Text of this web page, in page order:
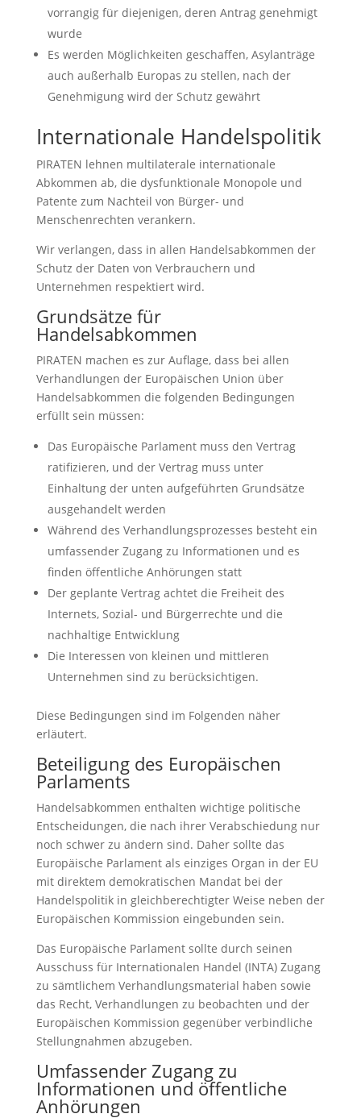
vorrangig für diejenigen, deren Antrag genehmigt
wurde
Es werden Möglichkeiten geschaffen, Asylanträge
auch außerhalb Europas zu stellen, nach der
Genehmigung wird der Schutz gewährt
Internationale Handelspolitik
PIRATEN lehnen multilaterale internationale
Abkommen ab, die dysfunktionale Monopole und
Patente zum Nachteil von Bürger- und
Menschenrechten verankern.
Wir verlangen, dass in allen Handelsabkommen der
Schutz der Daten von Verbrauchern und
Unternehmen respektiert wird.
Grundsätze für
Handelsabkommen
PIRATEN machen es zur Auflage, dass bei allen
Verhandlungen der Europäischen Union über
Handelsabkommen die folgenden Bedingungen
erfüllt sein müssen:
Das Europäische Parlament muss den Vertrag
ratifizieren, und der Vertrag muss unter
Einhaltung der unten aufgeführten Grundsätze
ausgehandelt werden
Während des Verhandlungsprozesses besteht ein
umfassender Zugang zu Informationen und es
finden öffentliche Anhörungen statt
Der geplante Vertrag achtet die Freiheit des
Internets, Sozial- und Bürgerrechte und die
nachhaltige Entwicklung
Die Interessen von kleinen und mittleren
Unternehmen sind zu berücksichtigen.
Diese Bedingungen sind im Folgenden näher
erläutert.
Beteiligung des Europäischen
Parlaments
Handelsabkommen enthalten wichtige politische
Entscheidungen, die nach ihrer Verabschiedung nur
noch schwer zu ändern sind. Daher sollte das
Europäische Parlament als einziges Organ in der EU
mit direktem demokratischen Mandat bei der
Handelspolitik in gleichberechtigter Weise neben der
Europäischen Kommission eingebunden sein.
Das Europäische Parlament sollte durch seinen
Ausschuss für Internationalen Handel (INTA) Zugang
zu sämtlichem Verhandlungsmaterial haben sowie
das Recht, Verhandlungen zu beobachten und der
Europäischen Kommission gegenüber verbindliche
Stellungnahmen abzugeben.
Umfassender Zugang zu
Informationen und öffentliche
Anhörungen